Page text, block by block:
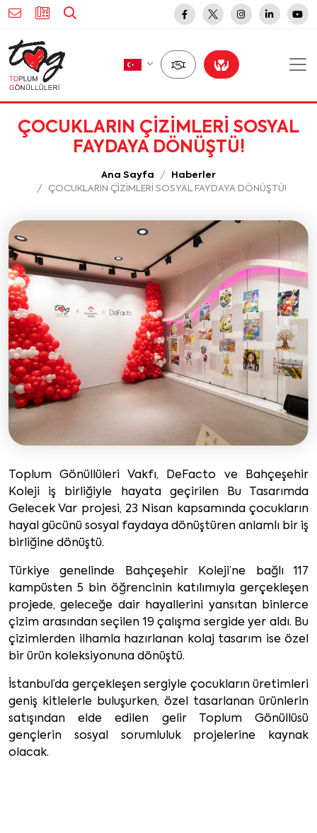
ÇOCUKLARIN ÇİZİMLERİ SOSYAL
FAYDAYA DÖNÜŞTÜ!
Ana Sayfa
Haberler
ÇOCUKLARIN ÇİZİMLERİ SOSYAL FAYDAYA DÖNÜŞTÜ!
Toplum Gönüllüleri Vakfı, DeFacto ve Bahçeşehir
Koleji iş birliğiyle hayata geçirilen Bu Tasarımda
Gelecek Var projesi, 23 Nisan kapsamında çocukların
hayal gücünü sosyal faydaya dönüştüren anlamlı bir iş
birliğine dönüştü.
Türkiye genelinde Bahçeşehir Koleji’ne bağlı 117
kampüsten 5 bin öğrencinin katılımıyla gerçekleşen
projede, geleceğe dair hayallerini yansıtan binlerce
çizim arasından seçilen 19 çalışma sergide yer aldı. Bu
çizimlerden ilhamla hazırlanan kolaj tasarım ise özel
bir ürün koleksiyonuna dönüştü.
İstanbul’da gerçekleşen sergiyle çocukların üretimleri
geniş kitlelerle buluşurken, özel tasarlanan ürünlerin
satışından elde edilen gelir Toplum Gönüllüsü
gençlerin sosyal sorumluluk projelerine kaynak
olacak.